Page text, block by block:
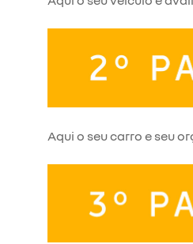
Aqui o seu carro e seu